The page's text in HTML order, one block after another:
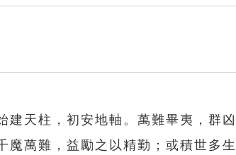
建天柱，初安地軸。萬難畢夷，群
魔萬難，益勵之以精勤；或積世多